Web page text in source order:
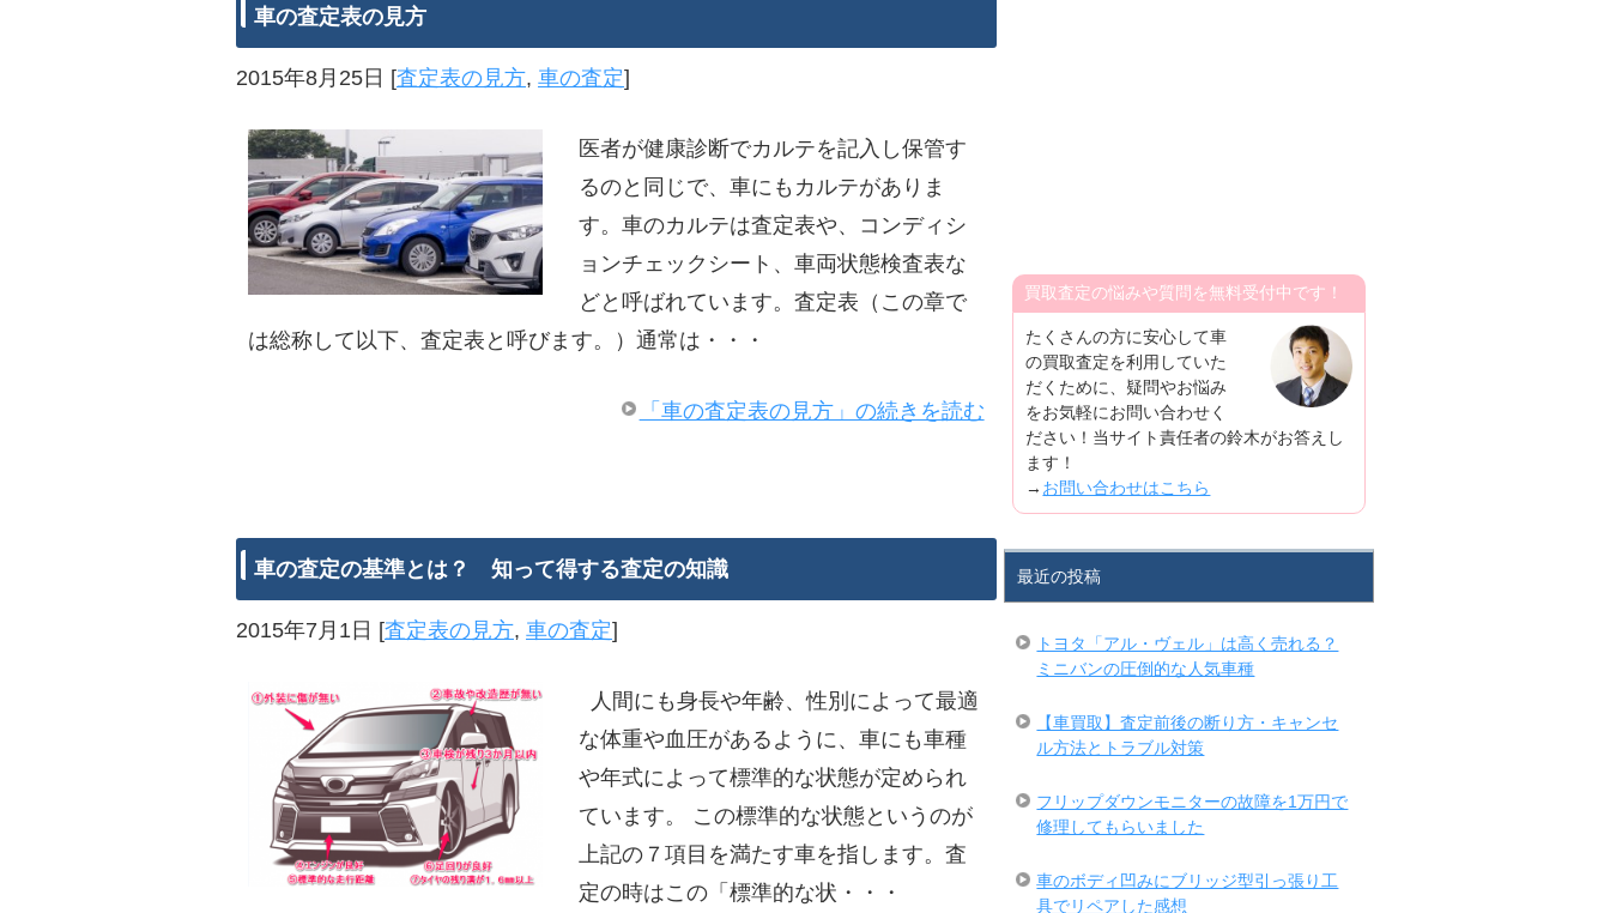
車の査定表の見方
2015年8月25日 [査定表の見方, 車の査定]
医者が健康診断でカルテを記入し保管す
るのと同じで、車にもカルテがありま
す。車のカルテは査定表や、コンディシ
ョンチェックシート、車両状態検査表な
どと呼ばれています。査定表（この章で
は総称して以下、査定表と呼びます。）通常は・・・
「車の査定表の見方」の続きを読む
車の査定の基準とは？ 知って得する査定の知識
2015年7月1日 [査定表の見方, 車の査定]
人間にも身長や年齢、性別によって最適
な体重や血圧があるように、車にも車種
や年式によって標準的な状態が定められ
ています。 この標準的な状態というのが
上記の７項目を満たす車を指します。査
定の時はこの「標準的な状・・・
買取査定の悩みや質問を無料受付中です！
たくさんの方に安心して車
の買取査定を利用していた
だくために、疑問やお悩み
をお気軽にお問い合わせく
ださい！当サイト責任者の鈴木がお答えし
ます！
→ お問い合わせはこちら
最近の投稿
トヨタ「アル・ヴェル」は高く売れる？
ミニバンの圧倒的な人気車種
【車買取】査定前後の断り方・キャンセ
ル方法とトラブル対策
フリップダウンモニターの故障を1万円で
修理してもらいました
車のボディ凹みにブリッジ型引っ張り工
具でリペアした感想